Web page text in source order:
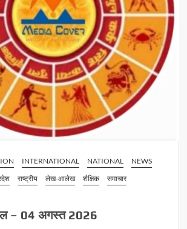
INTERNATIONAL NATIONAL
NEWS
राष्ट्रीय लेख-आलेख शैक्षिक
समाचार
– 04 अगस्त 2026